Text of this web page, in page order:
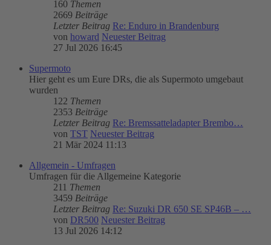
160 Themen
2669 Beiträge
Letzter Beitrag Re: Enduro in Brandenburg
von howard Neuester Beitrag
27 Jul 2026 16:45
Supermoto
Hier geht es um Eure DRs, die als Supermoto umgebaut
wurden
122 Themen
2353 Beiträge
Letzter Beitrag Re: Bremssatteladapter Brembo…
von TST Neuester Beitrag
21 Mär 2024 11:13
Allgemein - Umfragen
Umfragen für die Allgemeine Kategorie
211 Themen
3459 Beiträge
Letzter Beitrag Re: Suzuki DR 650 SE SP46B – …
von DR500 Neuester Beitrag
13 Jul 2026 14:12